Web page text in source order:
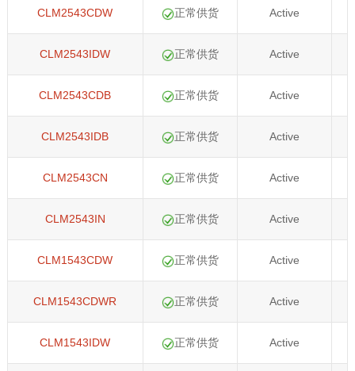
CLM2543CDW
CLM2543IDW
CLM2543CDB
CLM2543IDB
CLM2543CN
CLM2543IN
CLM1543CDW
CLM1543CDWR
CLM1543IDW
正常供货
正常供货
正常供货
正常供货
正常供货
正常供货
正常供货
正常供货
正常供货
Active
Active
Active
Active
Active
Active
Active
Active
Active